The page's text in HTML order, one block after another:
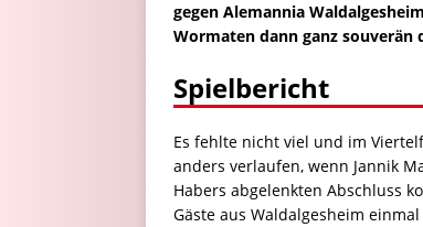
gegen Alemannia
Wormaten dann ganz souverän
Spielbericht
Es fehlte nicht viel und im
anders verlaufen, wenn Jannik
Habers abgelenkten Abschluss
Gäste aus Waldalgesheim